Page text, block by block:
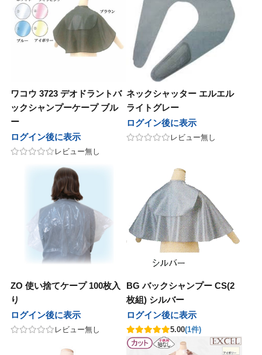
ワコウ 3723 デオドラントバ
ックシャンプーケープ ブル
ー
ログイン後に表示
レビュー無し
ネックシャッター エルエル
ライトグレー
ログイン後に表示
レビュー無し
ZO 使い捨てケープ 100枚入
り
ログイン後に表示
レビュー無し
BG バックシャンプー CS(2
枚組) シルバー
ログイン後に表示
5.00(1件)